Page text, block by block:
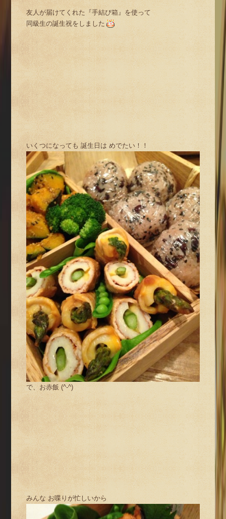
友人が届けてくれた『手結び箱』を使って
同級生の誕生祝をしました
いくつになっても 誕生日は めでたい！！
で、お赤飯 (^-^)
みんな お喋りが忙しいから